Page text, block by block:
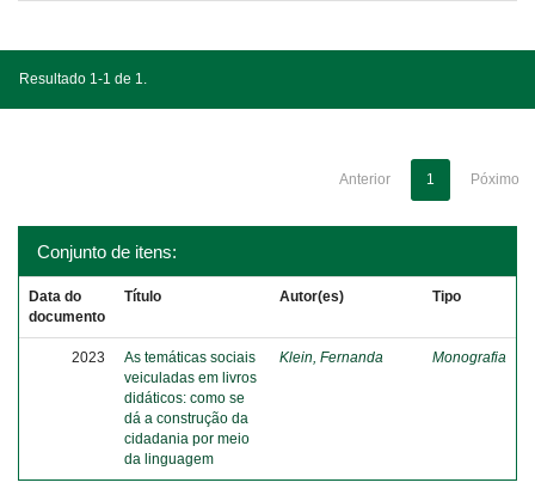
Resultado 1-1 de 1.
Anterior 1 Póximo
Conjunto de itens:
Data do
documento
Título Autor(es) Tipo
2023
As temáticas sociais
veiculadas em livros
didáticos: como se
dá a construção da
cidadania por meio
da linguagem
Klein, Fernanda Monografia